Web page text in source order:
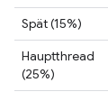
Spät (15%)
Hauptthread
(25%)